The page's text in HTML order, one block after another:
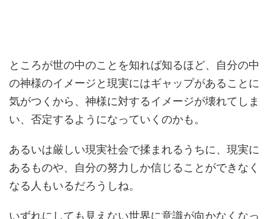
ところが世の中のことを知れば知るほど、自分の中
の神様のイメージと現実にはギャップがあることに
気がつくから、神様に対するイメージが壊れてしま
い、否定するようになっていくのかも。
あるいは厳しい現実社会で揉まれるうちに、現実に
あるものや、自分の努力しか信じることができなく
なる人もいるだろうしね。
いずれにしても見えない世界に意識が向かなくなっ